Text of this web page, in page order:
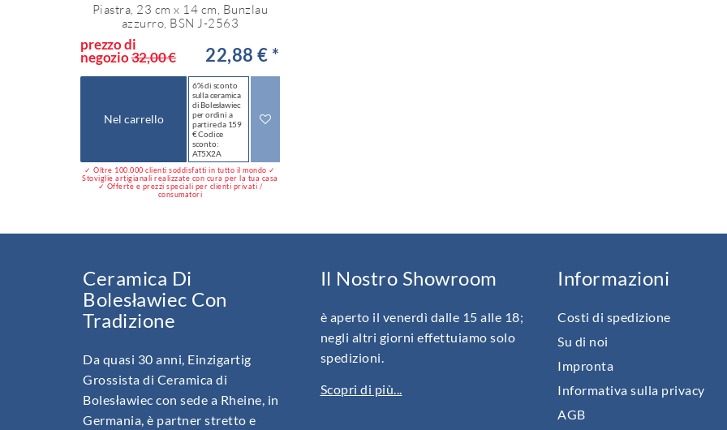
Piastra, 23 cm x 14 cm, Bunzlau
azzurro, BSN J-2563
prezzo di
negozio32,00 € 22,88 € *
Nel carrello
6% di sconto
sulla ceramica
di Bolesławiec
per ordini a
partire da 159
€ Codice
sconto:
AT5X2A
✓ Oltre 100.000 clienti soddisfatti in tutto il mondo ✓
Stoviglie artigianali realizzate con cura per la tua casa
✓ Offerte e prezzi speciali per clienti privati /
consumatori
Ceramica Di
Bolesławiec Con
Tradizione
Da quasi 30 anni, Einzigartig
Grossista di Ceramica di
Bolesławiec con sede a Rheine, in
Germania, è partner stretto e
Il Nostro Showroom
è aperto il venerdì dalle 15 alle 18;
negli altri giorni effettuiamo solo
spedizioni.
Scopri di più...
Informazioni
Costi di spedizione
Su di noi
Impronta
Informativa sulla privacy
AGB